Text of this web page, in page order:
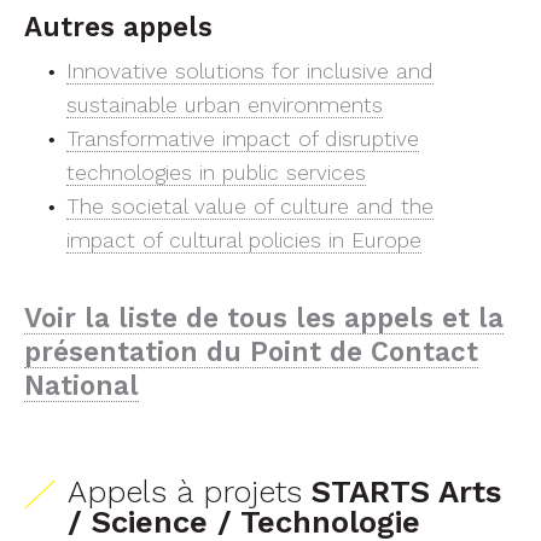
Autres appels
Innovative solutions for inclusive and
sustainable urban environments
Transformative impact of disruptive
technologies in public services
The societal value of culture and the
impact of cultural policies in Europe
Voir la liste de tous les appels et la
présentation du Point de Contact
National
Appels à projets STARTS Arts
/ Science / Technologie